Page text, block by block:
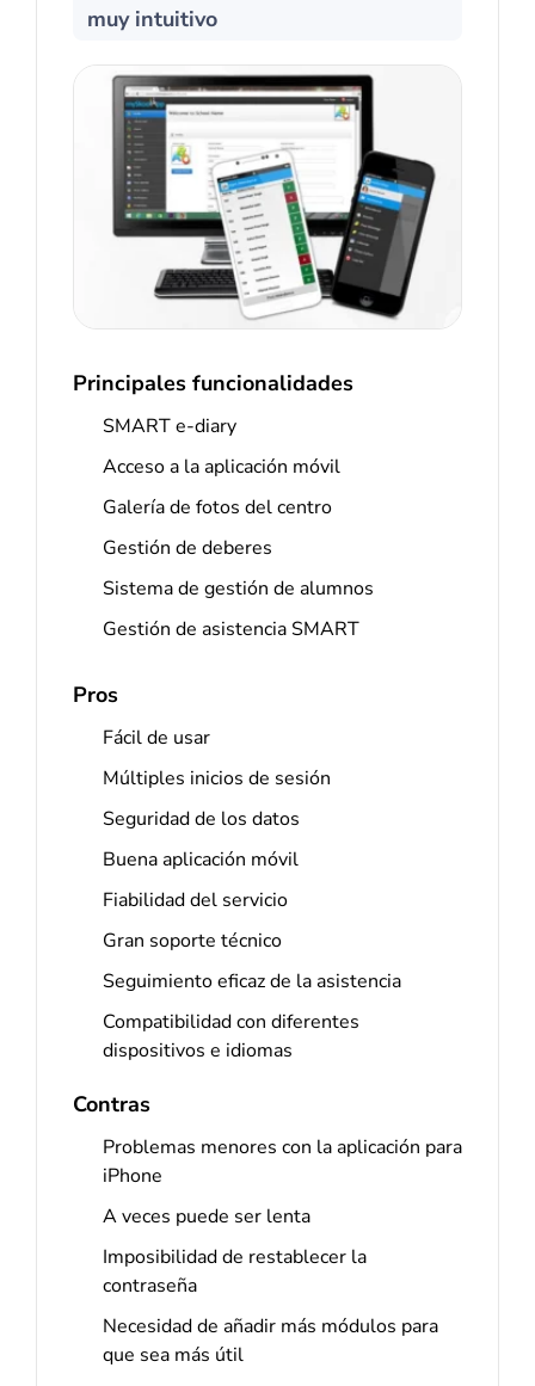
muy intuitivo
Principales funcionalidades
SMART e-diary
Acceso a la aplicación móvil
Galería de fotos del centro
Gestión de deberes
Sistema de gestión de alumnos
Gestión de asistencia SMART
Pros
Fácil de usar
Múltiples inicios de sesión
Seguridad de los datos
Buena aplicación móvil
Fiabilidad del servicio
Gran soporte técnico
Seguimiento eficaz de la asistencia
Compatibilidad con diferentes
dispositivos e idiomas
Contras
Problemas menores con la aplicación para
iPhone
A veces puede ser lenta
Imposibilidad de restablecer la
contraseña
Necesidad de añadir más módulos para
que sea más útil